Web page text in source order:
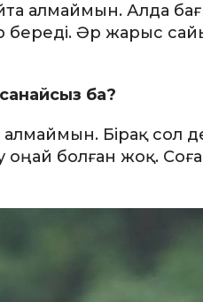
алмаймын. Алда
береді. Әр жарыс
ба?
алмаймын. Бірақ сол
болған жоқ.